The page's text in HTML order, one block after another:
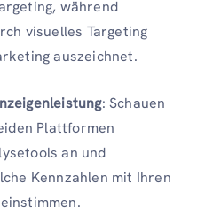
während
visuelles Targeting
auszeichnet.
: Schauen
Plattformen
an und
Kennzahlen mit Ihren